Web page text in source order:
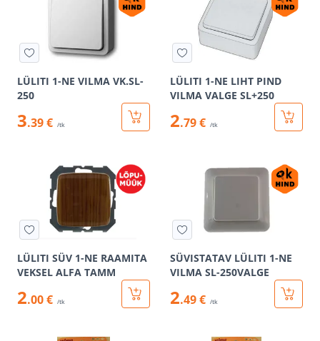
LÜLITI 1-NE VILMA VK.SL-
250
3.39 € /tk
LÜLITI 1-NE LIHT PIND
VILMA VALGE SL+250
2.79 € /tk
LÜLITI SÜV 1-NE RAAMITA
VEKSEL ALFA TAMM
2.00 € /tk
SÜVISTATAV LÜLITI 1-NE
VILMA SL-250VALGE
2.49 € /tk